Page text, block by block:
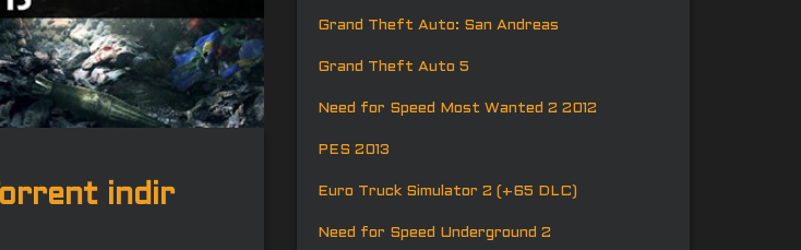
indir
Grand Theft Auto: San Andreas
Grand Theft Auto 5
Need for Speed Most Wanted 2 2012
PES 2013
Euro Truck Simulator 2 (+65 DLC)
Need for Speed Underground 2